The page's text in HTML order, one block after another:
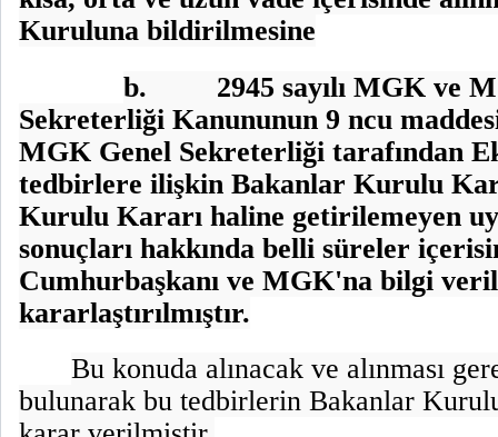
Kuruluna bildirilmesine
b.
2945 sayılı MGK ve
Sekreterliği Kanununun 9 ncu
MGK Genel Sekreterliği tarafından
tedbirlere ilişkin Bakanlar Kurulu
Kurulu Kararı haline getirilemeyen
sonuçları hakkında belli süreler
Cumhurbaşkanı ve MGK'na bilgi
kararlaştırılmıştır.
Bu konuda alınacak ve alınması
bulunarak bu tedbirlerin Bakanlar